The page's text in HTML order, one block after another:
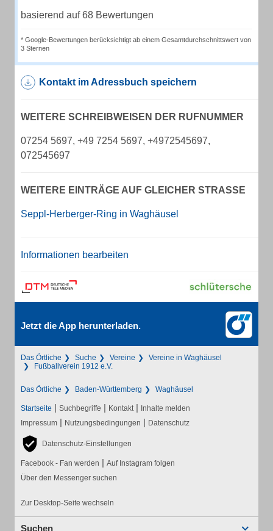
basierend auf 68 Bewertungen
* Google-Bewertungen berücksichtigt ab einem Gesamtdurchschnittswert von
3 Sternen
Kontakt im Adressbuch speichern
WEITERE SCHREIBWEISEN DER RUFNUMMER
07254 5697, +49 7254 5697, +4972545697,
072545697
WEITERE EINTRÄGE AUF GLEICHER STRASSE
Seppl-Herberger-Ring in Waghäusel
Informationen bearbeiten
Jetzt die App herunterladen.
Das Örtliche Suche Vereine
Vereine in Waghäusel
Fußballverein 1912 e.V.
Das Örtliche Baden-Württemberg Waghäusel
Startseite | Suchbegriffe | Kontakt | Inhalte melden
Impressum | Nutzungsbedingungen | Datenschutz
Datenschutz-Einstellungen
Facebook - Fan werden | Auf Instagram folgen
Über den Messenger suchen
Zur Desktop-Seite wechseln
Suchen